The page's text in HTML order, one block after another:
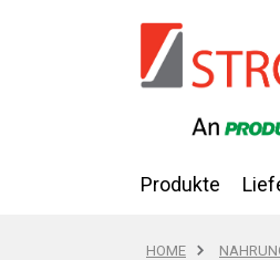
Produkte
HOME